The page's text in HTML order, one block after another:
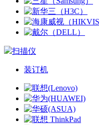
扫描仪
装订机